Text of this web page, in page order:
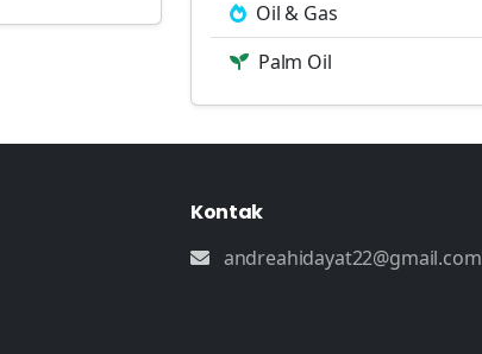
Oil & Gas
Palm Oil
Kontak
andreahidayat22@gmail.com